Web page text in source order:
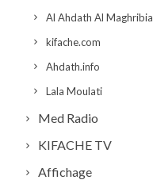
Al Ahdath Al Maghribia
kifache.com
Ahdath.info
Lala Moulati
Med Radio
KIFACHE TV
Affichage